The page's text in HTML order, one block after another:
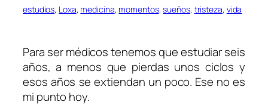
estudios, Loxa, medicina, momentos, sueños, tristeza, vida
Para ser médicos tenemos que estudiar seis
años, a menos que pierdas unos ciclos y
esos años se extiendan un poco. Ese no es
mi punto hoy.